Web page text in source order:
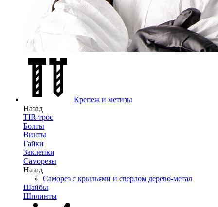
Крепеж и метизы
Назад
TIR-трос
Болты
Винты
Гайки
Заклепки
Саморезы
Назад
Саморез с крыльями и сверлом дерево-метал
Шайбы
Шплинты